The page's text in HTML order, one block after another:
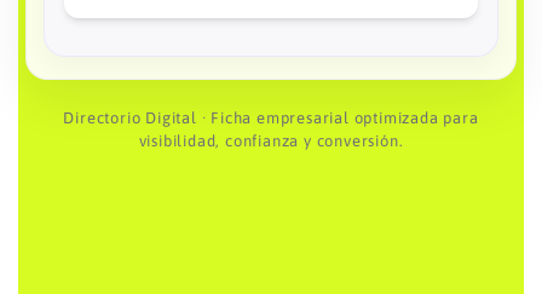
Directorio Digital · Ficha empresarial optimizada para
visibilidad, confianza y conversión.